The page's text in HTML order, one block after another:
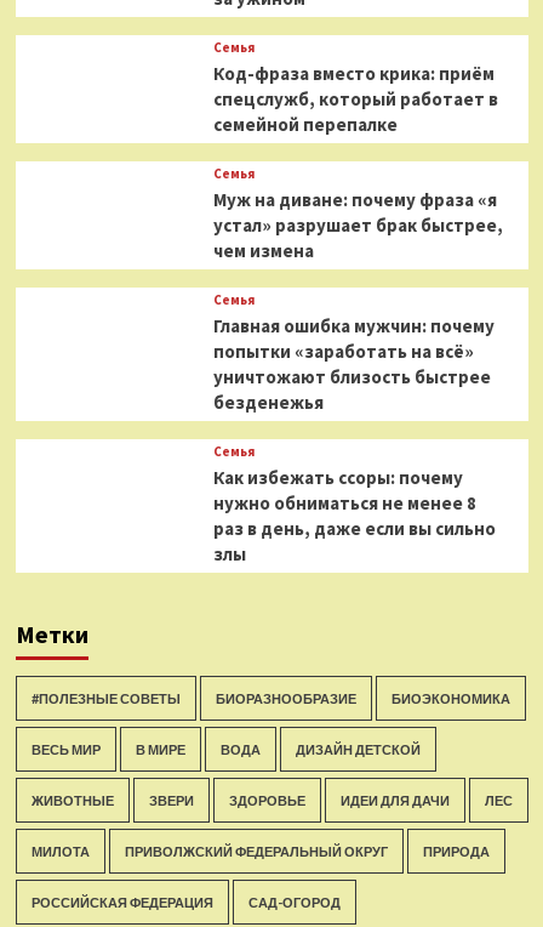
Семья
Код-фраза вместо крика: приём
спецслужб, который работает в
семейной перепалке
Семья
Муж на диване: почему фраза «я
устал» разрушает брак быстрее,
чем измена
Семья
Главная ошибка мужчин: почему
попытки «заработать на всё»
уничтожают близость быстрее
безденежья
Семья
Как избежать ссоры: почему
нужно обниматься не менее 8
раз в день, даже если вы сильно
злы
Метки
#ПОЛЕЗНЫЕ СОВЕТЫ БИОРАЗНООБРАЗИЕ БИОЭКОНОМИКА
ВЕСЬ МИР В МИРЕ ВОДА ДИЗАЙН ДЕТСКОЙ
ЖИВОТНЫЕ ЗВЕРИ ЗДОРОВЬЕ ИДЕИ ДЛЯ ДАЧИ ЛЕС
МИЛОТА ПРИВОЛЖСКИЙ ФЕДЕРАЛЬНЫЙ ОКРУГ ПРИРОДА
РОССИЙСКАЯ ФЕДЕРАЦИЯ САД-ОГОРОД